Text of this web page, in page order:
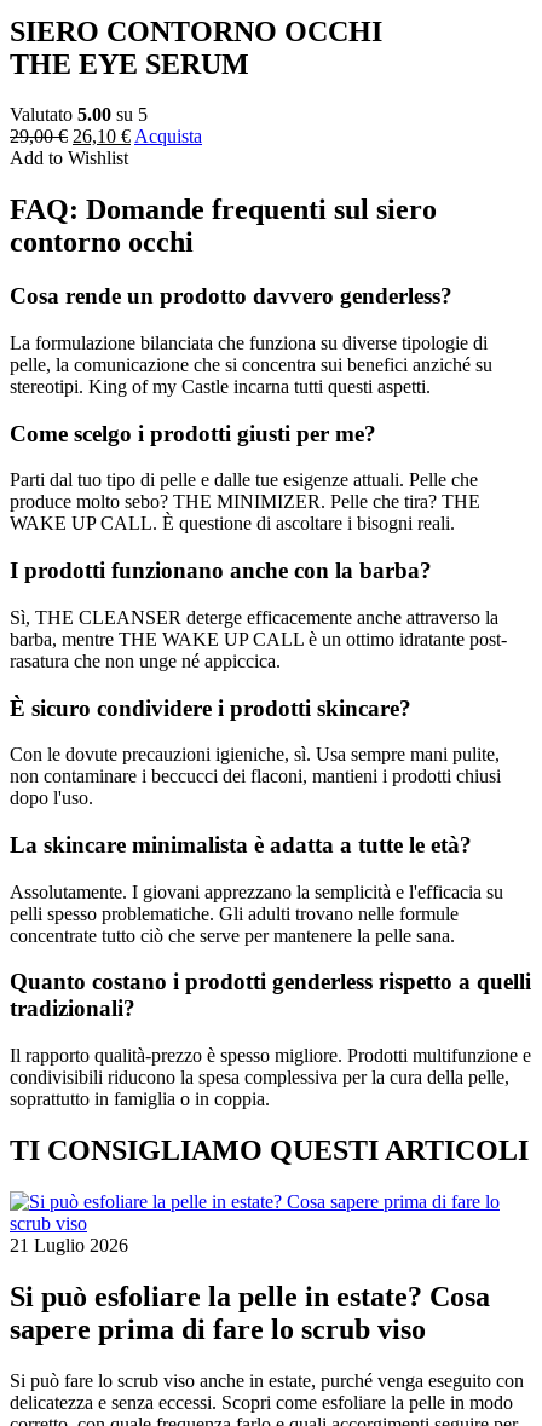
SIERO CONTORNO OCCHI
THE EYE SERUM
Valutato 5.00 su 5
29,00€ 26,10 €Acquista
Add to Wishlist
FAQ: Domande frequenti sul siero
contorno occhi
Cosa rende un prodotto davvero genderless?
La formulazione bilanciata che funziona su diverse tipologie di
pelle, la comunicazione che si concentra sui benefici anziché su
stereotipi. King of my Castle incarna tutti questi aspetti.
Come scelgo i prodotti giusti per me?
Parti dal tuo tipo di pelle e dalle tue esigenze attuali. Pelle che
produce molto sebo? THE MINIMIZER. Pelle che tira? THE
WAKE UP CALL. È questione di ascoltare i bisogni reali.
I prodotti funzionano anche con la barba?
Sì, THE CLEANSER deterge efficacemente anche attraverso la
barba, mentre THE WAKE UP CALL è un ottimo idratante post-
rasatura che non unge né appiccica.
È sicuro condividere i prodotti skincare?
Con le dovute precauzioni igieniche, sì. Usa sempre mani pulite,
non contaminare i beccucci dei flaconi, mantieni i prodotti chiusi
dopo l'uso.
La skincare minimalista è adatta a tutte le età?
Assolutamente. I giovani apprezzano la semplicità e l'efficacia su
pelli spesso problematiche. Gli adulti trovano nelle formule
concentrate tutto ciò che serve per mantenere la pelle sana.
Quanto costano i prodotti genderless rispetto a quelli
tradizionali?
Il rapporto qualità-prezzo è spesso migliore. Prodotti multifunzione e
condivisibili riducono la spesa complessiva per la cura della pelle,
soprattutto in famiglia o in coppia.
TI CONSIGLIAMO QUESTI ARTICOLI
21 Luglio 2026
Si può esfoliare la pelle in estate? Cosa
sapere prima di fare lo scrub viso
Si può fare lo scrub viso anche in estate, purché venga eseguito con
delicatezza e senza eccessi. Scopri come esfoliare la pelle in modo